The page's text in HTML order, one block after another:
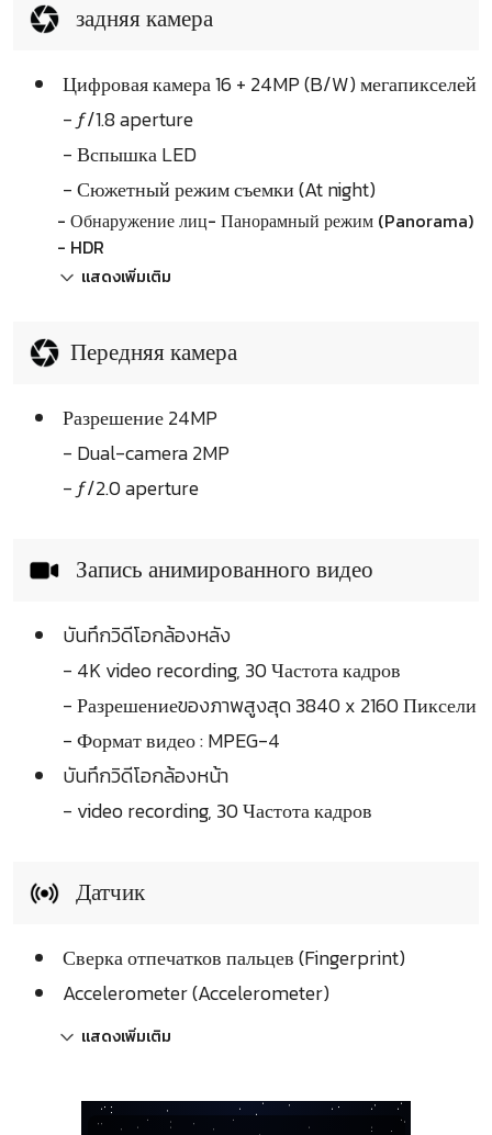
задняя камера
Цифровая камера 16 + 24MP (B/W) мегапикселей
- ƒ/1.8 aperture
- Вспышка LED
- Сюжетный режим съемки (At night)
- Обнаружение лиц- Панорамный режим (Panorama)
- HDR
แสดงเพิ่มเติม
Передняя камера
Разрешение 24MP
- Dual-camera 2MP
- ƒ/2.0 aperture
Запись анимированного видео
บันทึกวิดีโอกล้องหลัง
- 4K video recording, 30 Частота кадров
- Разрешениеของภาพสูงสุด 3840 x 2160 Пиксели
- Формат видео : MPEG-4
บันทึกวิดีโอกล้องหน้า
- video recording, 30 Частота кадров
Датчик
Сверка отпечатков пальцев (Fingerprint)
Accelerometer (Accelerometer)
แสดงเพิ่มเติม